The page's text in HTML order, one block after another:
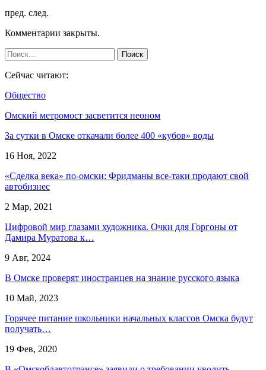
пред. след.
Комментарии закрыты.
Сейчас читают:
Общество
Омский метромост засветится неоном
За сутки в Омске откачали более 400 «кубов» воды
16 Ноя, 2022
«Сделка века» по-омски: Фридманы все-таки продают свой
автобизнес
2 Мар, 2021
Цифровой мир глазами художника. Очки для Горгоны от
Дамира Муратова к…
9 Авг, 2024
В Омске проверят иностранцев на знание русского языка
10 Май, 2023
Горячее питание школьники начальных классов Омска будут
получать…
19 Фев, 2020